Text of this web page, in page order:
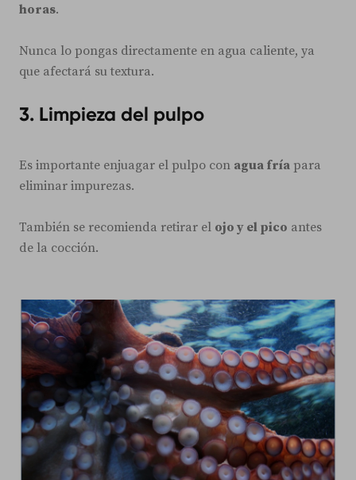
horas.
Nunca lo pongas directamente en agua caliente, ya
que afectará su textura.
3. Limpieza del pulpo
Es importante enjuagar el pulpo con agua fría para
eliminar impurezas.
También se recomienda retirar el ojo y el pico antes
de la cocción.